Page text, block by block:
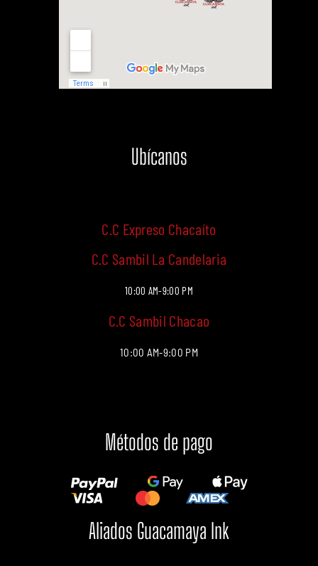
Ubícanos
C.C Expreso Chacaíto
C.C Sambil La Candelaria
10:00 AM-9:00 PM
C.C Sambil Chacao
10:00 AM-9:00 PM
Métodos de pago
Aliados Guacamaya Ink